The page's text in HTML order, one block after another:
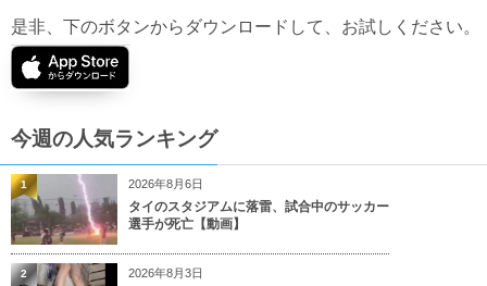
是非、下のボタンからダウンロードして、お試しください。
今週の人気ランキング
2026年8月6日
タイのスタジアムに落雷、試合中のサッカー
選手が死亡【動画】
1
2026年8月3日
2